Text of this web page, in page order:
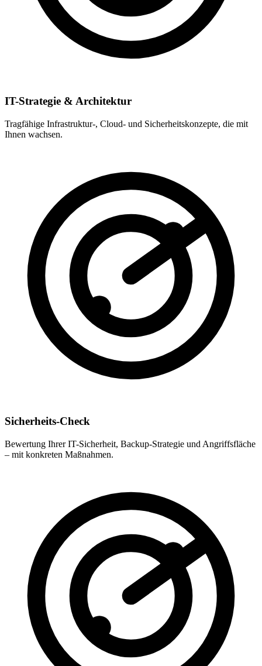
IT-Strategie & Architektur
Tragfähige Infrastruktur-, Cloud- und Sicherheitskonzepte, die mit
Ihnen wachsen.
Sicherheits-Check
Bewertung Ihrer IT-Sicherheit, Backup-Strategie und Angriffsfläche
– mit konkreten Maßnahmen.